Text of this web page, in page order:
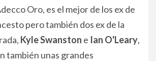
Oro, es el mejor de los ex de
pero también dos ex de la
Kyle Swanston e Ian O'Leary,
también unas grandes